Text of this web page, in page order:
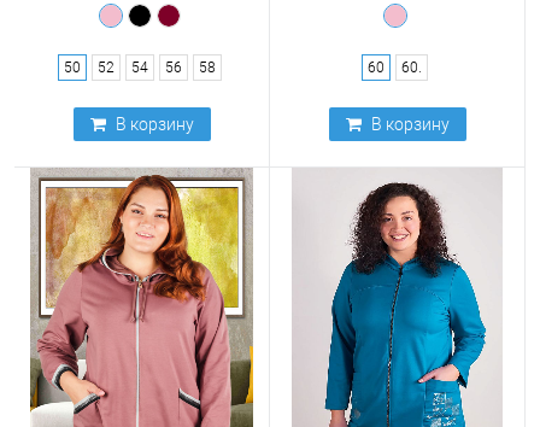
50 52 54 56 58
В корзину
60 60.
В корзину